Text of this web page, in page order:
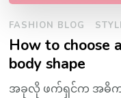
FASHION BLOG
How to choose
body shape
အခုလို ဖက်ရှင်က အဓိကက